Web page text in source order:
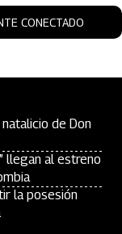
CONECTADO
de Don
llegan al estreno
la posesión